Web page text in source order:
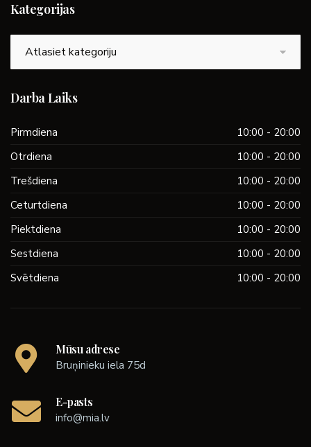
Kategorijas
Darba Laiks
Pirmdiena
10:00 - 20:00
Otrdiena
10:00 - 20:00
Trešdiena
10:00 - 20:00
Ceturtdiena
10:00 - 20:00
Piektdiena
10:00 - 20:00
Sestdiena
10:00 - 20:00
Svētdiena
10:00 - 20:00
Mūsu adrese
Bruņinieku iela 75d
E-pasts
info@mia.lv